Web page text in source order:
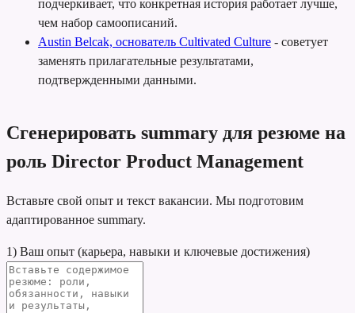
подчеркивает, что конкретная история работает лучше,
чем набор самоописаний.
Austin Belcak, основатель Cultivated Culture - советует
заменять прилагательные результатами,
подтвержденными данными.
Сгенерировать summary для резюме на
роль Director Product Management
Вставьте свой опыт и текст вакансии. Мы подготовим
адаптированное summary.
1) Ваш опыт (карьера, навыки и ключевые достижения)